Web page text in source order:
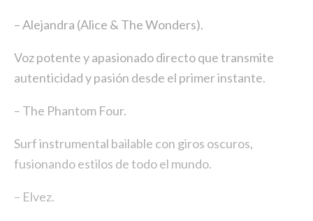
– Alejandra (Alice & The Wonders).
Voz potente y apasionado directo que transmite
autenticidad y pasión desde el primer instante.
– The Phantom Four.
Surf instrumental bailable con giros oscuros,
fusionando estilos de todo el mundo.
– Elvez.